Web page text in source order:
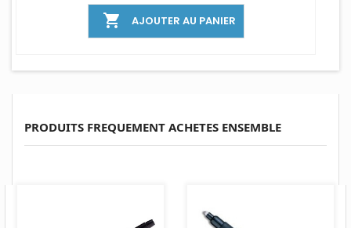
 AJOUTER AU PANIER
PRODUITS FREQUEMENT ACHETES ENSEMBLE